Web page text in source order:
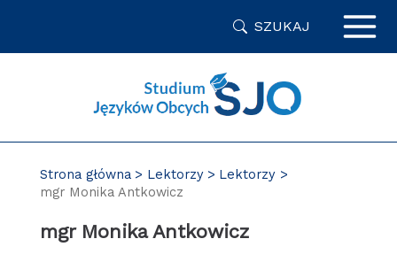
SZUKAJ
Strona główna Lektorzy
Lektorzy
mgr Monika Antkowicz
mgr Monika Antkowicz